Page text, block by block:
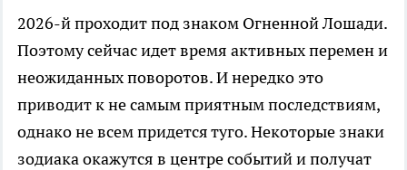
2026-й проходит под знаком Огненной Лошади.
Поэтому сейчас идет время активных перемен и
неожиданных поворотов. И нередко это
приводит к не самым приятным последствиям,
однако не всем придется туго. Некоторые знаки
зодиака окажутся в центре событий и получат